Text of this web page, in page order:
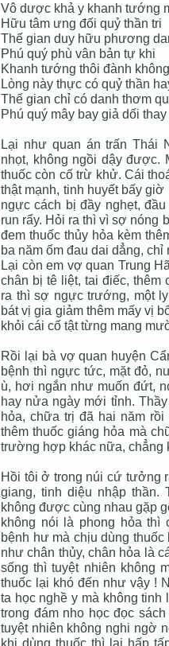
Vô dược khả y khanh tướng
Hữu tâm ưng đối quỷ thần tri
Thế gian duy hữu phương
Phú quý phù vân bản tự khi
Khanh tướng thôi đành
Lòng này thực có quỷ thần
Thế gian chỉ có danh thơm
Phú quý mây bay giả dối thay
Lại như quan án trấn Thái
nhọt, không ngồi dậy được.
thuốc còn cố trừ khử. Cái
thật mạnh, tinh huyết bấy
ngực cách bị đầy nghẹt,
run rẩy. Hỏi ra thì vì sợ nóng
đem thuốc thủy hỏa kèm
ba năm ốm đau dai dẳng,
Lại còn em vợ quan Trung
chân bị tê liệt, tai điếc,
ra thì sợ ngực trướng, một
bát vị gia giảm thêm mấy vị
khỏi cái cố tật từng mang
Rồi lại bà vợ quan huyện
bệnh thì ngực tức, mặt đỏ,
ù, hơi ngắn như muốn đứt,
hay nửa ngày mới tỉnh.
hỏa, chữa trị đã hai năm
thêm thuốc giáng hỏa mà
trường hợp khác nữa, chẳng
Hồi tôi ở trong núi cứ tưởng
giang, tinh diệu nhập
không được cùng nhau gặp
không nói là phong hỏa thì
bệnh hư mà chịu dùng
như chân thủy, chân hỏa là
sống thì tuyệt nhiên không
thuốc lại khó đến như vậy !
ta học nghề y mà không
trong đám nho học đọc
tuyệt nhiên không nghi ngờ
khi dùng thuốc thì lại hấp